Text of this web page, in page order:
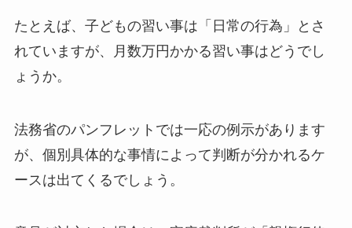
たとえば、子どもの習い事は「日常の行為」とさ
れていますが、月数万円かかる習い事はどうでし
ょうか。
法務省のパンフレットでは一応の例示があります
が、個別具体的な事情によって判断が分かれるケ
ースは出てくるでしょう。